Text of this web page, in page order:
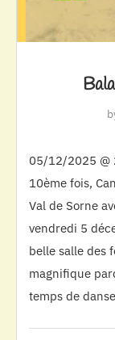
05/12/2025 @
10ème fois,
Val de Sorne
vendredi 5
belle salle des
magnifique
temps de